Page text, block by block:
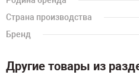
Страна производства
Бренд
Другие товары из